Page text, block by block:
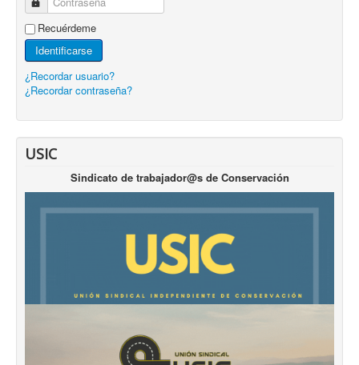
Recuérdeme
Identificarse
¿Recordar usuario?
¿Recordar contraseña?
USIC
Sindicato de trabajador@s de Conservación